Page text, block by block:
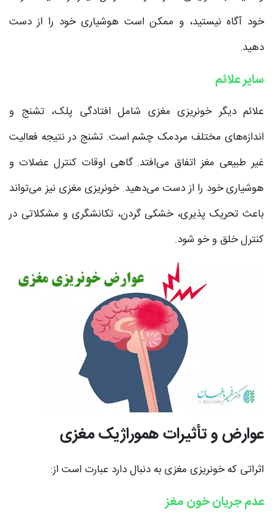
خود آگاه نیستید، و ممکن است هوشیاری خود را از دست
دهید.
سایر علائم
علائم دیگر خونریزی مغزی شامل افتادگی پلک، تشنج و
اندازه‌های مختلف مردمک چشم است. تشنج در نتیجه فعالیت
غیر طبیعی مغز اتفاق می‌افتد. گاهی اوقات کنترل عضلات و
هوشیاری خود را از دست می‌دهید. خونریزی مغزی نیز می‌تواند
باعث تحریک پذیری، خشکی گردن، تکانشگری و مشکلاتی در
کنترل خلق و خو شود.
عوارض و تأثیرات هموراژیک مغزی
اثراتی که خونریزی مغزی به دنبال دارد عبارت است از:
عدم جریان خون مغز